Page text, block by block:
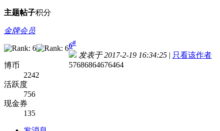
主题帖子积分
金牌会员
博币
2242
活跃度
756
现金券
135
6#
发表于 2017-2-19 16:34:25 | 只看该作者
57686864676464